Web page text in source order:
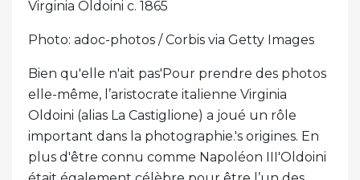
Virginia Oldoini c. 1865
Photo: adoc-photos / Corbis via Getty Images
Bien qu'elle n'ait pas'Pour prendre des photos
elle-même, l’aristocrate italienne Virginia
Oldoini (alias La Castiglione) a joué un rôle
important dans la photographie.'s origines. En
plus d'être connu comme Napoléon III'Oldoini